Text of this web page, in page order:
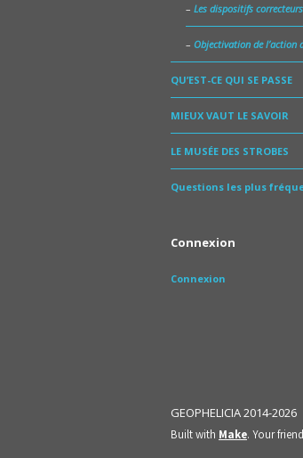
Les dispositifs correcteurs
Objectivation de l’action
QU’EST-CE QUI SE PASSE
MIEUX VAUT LE SAVOIR
LE MUSÉE DES STROBES
Questions les plus
Connexion
Connexion
GEOPHELICIA 2014-2026
Built with Make. Your